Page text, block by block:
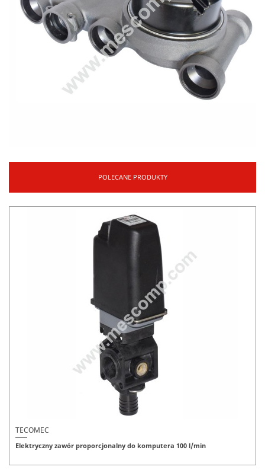
POLECANE PRODUKTY
TECOMEC
Elektryczny zawór proporcjonalny do komputera 100 l/min